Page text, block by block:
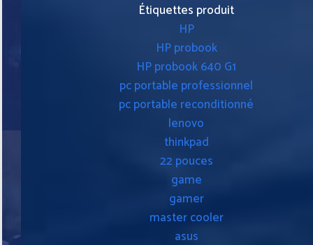
Étiquettes produit
HP
HP probook
HP probook 640 G1
pc portable professionnel
pc portable reconditionné
lenovo
thinkpad
22 pouces
game
gamer
master cooler
asus